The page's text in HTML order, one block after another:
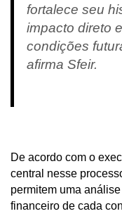
fortalece seu
impacto direto
condições
afirma Sfeir.
De acordo com o
central nesse
permitem uma
financeiro de cada